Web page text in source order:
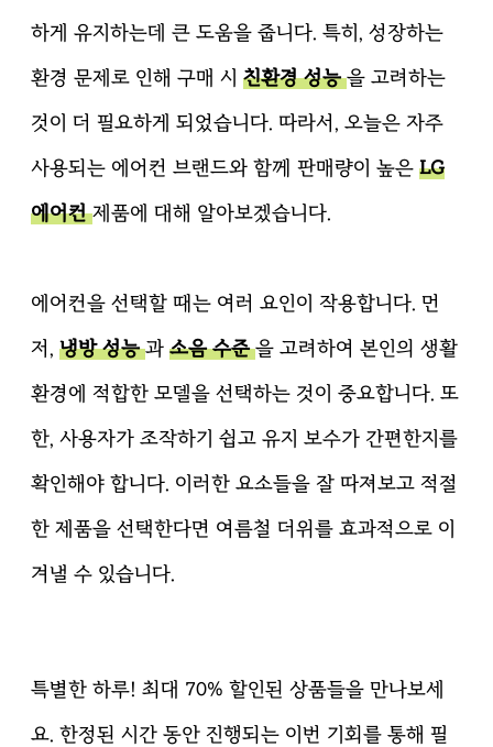
하게 유지하는데 큰 도움을 줍니다. 특히, 성장하는
환경 문제로 인해 구매 시 친환경 성능을 고려하는
것이 더 필요하게 되었습니다. 따라서, 오늘은 자주
사용되는 에어컨 브랜드와 함께 판매량이 높은 LG
에어컨제품에 대해 알아보겠습니다.
에어컨을 선택할 때는 여러 요인이 작용합니다. 먼
저, 냉방 성능과 소음 수준을 고려하여 본인의 생활
환경에 적합한 모델을 선택하는 것이 중요합니다. 또
한, 사용자가 조작하기 쉽고 유지 보수가 간편한지를
확인해야 합니다. 이러한 요소들을 잘 따져보고 적절
한 제품을 선택한다면 여름철 더위를 효과적으로 이
겨낼 수 있습니다.
특별한 하루! 최대 70% 할인된 상품들을 만나보세
요. 한정된 시간 동안 진행되는 이번 기회를 통해 필